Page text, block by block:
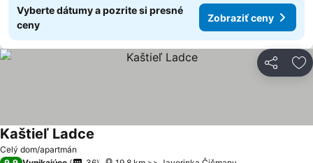
Vyberte dátumy a pozrite si presné
ceny
Zobraziť ceny
Zdieľať
Celý dom/apartmán
Kaštieľ Ladce